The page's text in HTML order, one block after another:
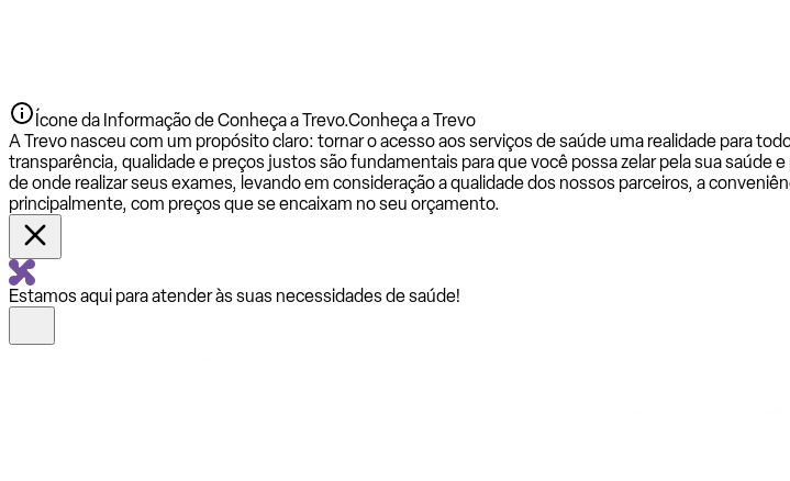
Ícone da Informação de Conheça a Trevo.Conheça a Trevo
A Trevo nasceu com um propósito claro: tornar o acesso aos serviços de saúde uma realidade para
transparência, qualidade e preços justos são fundamentais para que você possa zelar pela sua
de onde realizar seus exames, levando em consideração a qualidade dos nossos parceiros, a
principalmente, com preços que se encaixam no seu orçamento.
Estamos aqui para atender às suas necessidades de saúde!